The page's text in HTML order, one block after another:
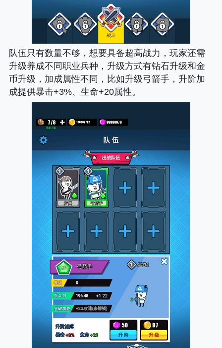
队伍只有数量不够，想要具备超高战力，玩家还需
升级养成不同职业兵种，升级方式有钻石升级和金
币升级，加成属性不同，比如升级弓箭手，升阶加
成提供暴击+3%、生命+20属性。